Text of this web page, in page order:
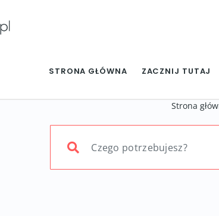
STRONA GŁÓWNA ZACZNIJ TUTAJ
Strona